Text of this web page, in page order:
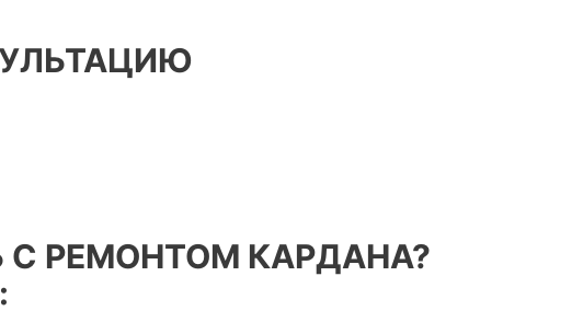
РЕМОНТОМ КАРДАНА?